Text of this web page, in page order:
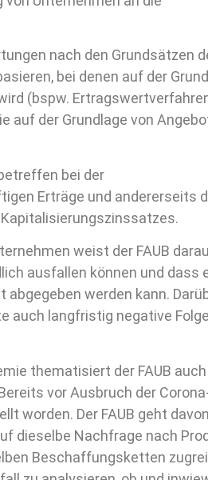
nach den Grundsätzen
bei denen auf der
(bspw.
auf der Grundlage von
bei der
Erträge und andererseits
weist der FAUB
ausfallen können und dass
werden kann.
auch langfristig negative
thematisiert der FAUB
vor Ausbruch der
worden. Der FAUB geht
dieselbe Nachfrage nach
Beschaffungsketten